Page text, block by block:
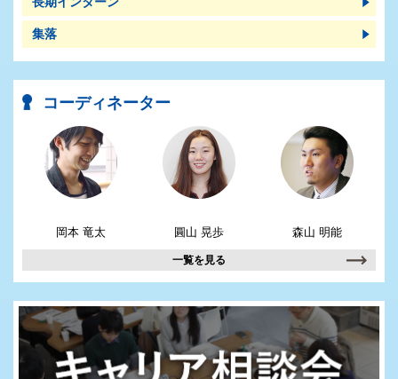
集落
コーディネーター
岡本 竜太 圓山 晃歩 森山 明能
一覧を見る